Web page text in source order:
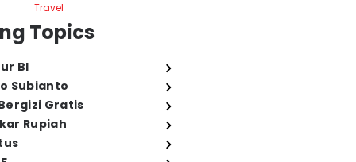
Travel
Topics
BI
Subianto
Gratis
Rupiah